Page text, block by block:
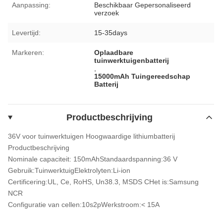
Aanpassing:
Beschikbaar Gepersonaliseerd
verzoek
Levertijd: 15-35days
Markeren:
Oplaadbare
tuinwerktuigenbatterij
15000mAh Tuingereedschap
Batterij
Productbeschrijving
36V voor tuinwerktuigen Hoogwaardige lithiumbatterij
Productbeschrijving
Nominale capaciteit: 150mAhStandaardspanning:36 V
Gebruik:TuinwerktuigElektrolyten:Li-ion
Certificering:UL, Ce, RoHS, Un38.3, MSDS CHet is:Samsung
NCR
Configuratie van cellen:10s2pWerkstroom:< 15A